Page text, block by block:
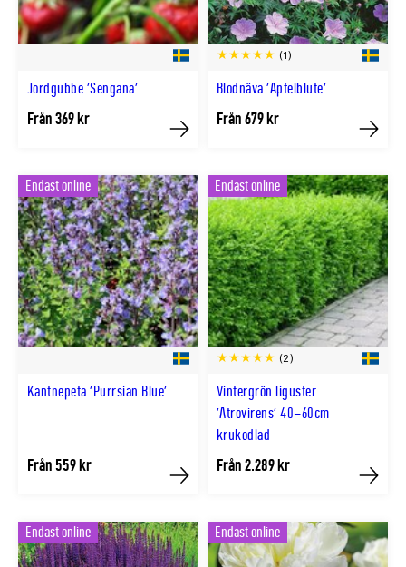
Jordgubbe 'Sengana'
Från 369 kr
Köp
Blodnäva 'Apfelblute'
(1)
Från 679 kr
Köp
Kantnepeta 'Purrsian Blue'
Endast online
Från 559 kr
Köp
Vintergrön liguster
'Atrovirens' 40–60cm
krukodlad
(2)
Endast online
Från 2.289 kr
Köp
Endast online Endast online